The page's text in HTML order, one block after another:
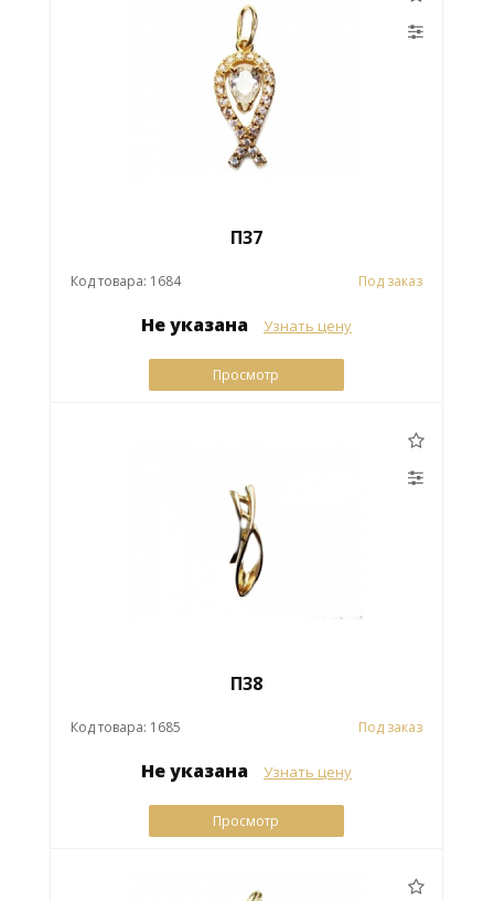
П37
Код товара: 1684 Под заказ
Не указана Узнать цену
Просмотр
П38
Код товара: 1685 Под заказ
Не указана Узнать цену
Просмотр